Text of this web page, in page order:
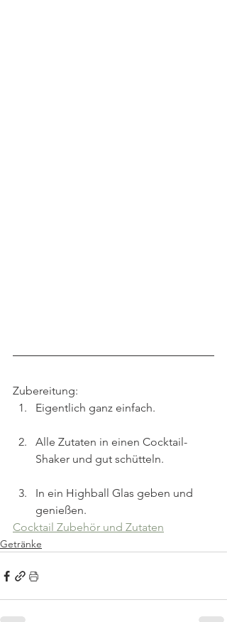
Zubereitung:
Eigentlich ganz einfach.
Alle Zutaten in einen Cocktail-
Shaker und gut schütteln.
In ein Highball Glas geben und
genießen.
Cocktail Zubehör und Zutaten
Getränke